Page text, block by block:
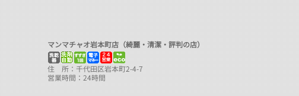
マンマチャオ岩本町店（綺麗・清潔・評判の店）
住 所：千代田区岩本町2-4-7
営業時間：24時間